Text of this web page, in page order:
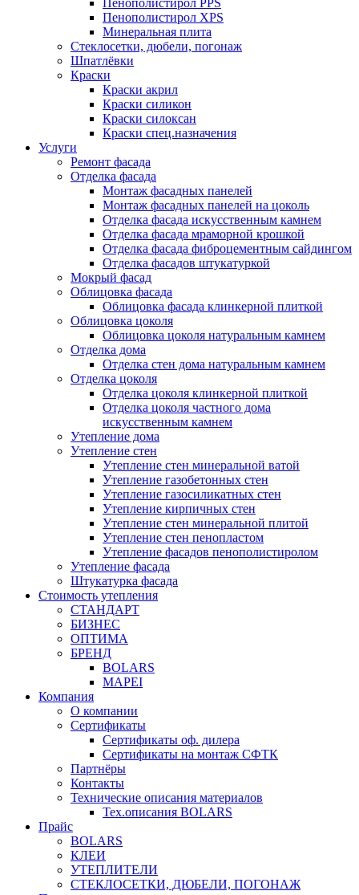
Пенополистирол PPS
Пенополистирол XPS
Минеральная плита
Стеклосетки, дюбели, погонаж
Шпатлёвки
Краски
Краски акрил
Краски силикон
Краски силоксан
Краски спец.назначения
Услуги
Ремонт фасада
Отделка фасада
Монтаж фасадных панелей
Монтаж фасадных панелей на цоколь
Отделка фасада искусственным камнем
Отделка фасада мраморной крошкой
Отделка фасада фиброцементным сайдингом
Отделка фасадов штукатуркой
Мокрый фасад
Облицовка фасада
Облицовка фасада клинкерной плиткой
Облицовка цоколя
Облицовка цоколя натуральным камнем
Отделка дома
Отделка стен дома натуральным камнем
Отделка цоколя
Отделка цоколя клинкерной плиткой
Отделка цоколя частного дома
искусственным камнем
Утепление дома
Утепление стен
Утепление стен минеральной ватой
Утепление газобетонных стен
Утепление газосиликатных стен
Утепление кирпичных стен
Утепление стен минеральной плитой
Утепление стен пенопластом
Утепление фасадов пенополистиролом
Утепление фасада
Штукатурка фасада
Стоимость утепления
СТАНДАРТ
БИЗНЕС
ОПТИМА
БРЕНД
BOLARS
MAPEI
Компания
О компании
Сертификаты
Сертификаты оф. дилера
Сертификаты на монтаж СФТК
Партнёры
Контакты
Технические описания материалов
Тех.описания BOLARS
Прайс
BOLARS
КЛЕИ
УТЕПЛИТЕЛИ
СТЕКЛОСЕТКИ, ДЮБЕЛИ, ПОГОНАЖ